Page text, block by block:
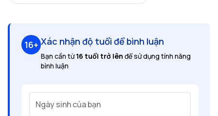
16+ Xác nhận độ tuổi để bình luận
Bạn cần từ16 tuổi trở lên để sử dụng tính năng
bình luận
Ngày sinh của bạn